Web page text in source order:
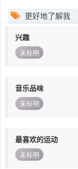
更好地了解我
兴趣
未标明
音乐品味
未标明
最喜欢的运动
未标明